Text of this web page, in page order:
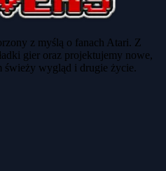
z myślą o fanach Atari. Z
gier oraz projektujemy nowe,
świeży wygląd i drugie życie.